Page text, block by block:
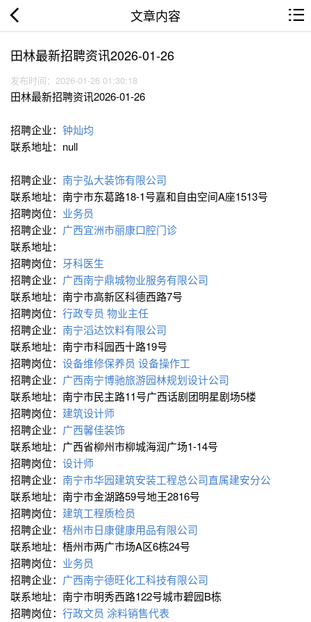
文章内容
田林最新招聘资讯2026-01-26
发布时间：2026-01-26 01:30:18
田林最新招聘资讯2026-01-26
招聘企业： 钟灿均
联系地址：null
招聘企业： 南宁弘大装饰有限公司
联系地址：南宁市东葛路18-1号嘉和自由空间A座1513号
招聘岗位： 业务员
招聘企业： 广西宜洲市丽康口腔门诊
联系地址：
招聘岗位： 牙科医生
招聘企业： 广西南宁鼎城物业服务有限公司
联系地址：南宁市高新区科德西路7号
招聘岗位： 行政专员 物业主任
招聘企业： 南宁滔达饮料有限公司
联系地址：南宁市科园西十路19号
招聘岗位： 设备维修保养员 设备操作工
招聘企业： 广西南宁博驰旅游园林规划设计公司
联系地址：南宁市民主路11号广西话剧团明星剧场5楼
招聘岗位： 建筑设计师
招聘企业： 广西馨佳装饰
联系地址：广西省柳州市柳城海润广场1-14号
招聘岗位： 设计师
招聘企业： 南宁市华园建筑安装工程总公司直属建安分公
联系地址：南宁市金湖路59号地王2816号
招聘岗位： 建筑工程质检员
招聘企业： 梧州市日康健康用品有限公司
联系地址：梧州市两广市场A区6栋24号
招聘岗位： 业务员
招聘企业： 广西南宁德旺化工科技有限公司
联系地址：南宁市明秀西路122号城市碧园B栋
招聘岗位： 行政文员 涂料销售代表